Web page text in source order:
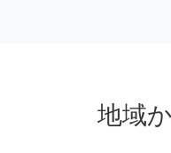
地域